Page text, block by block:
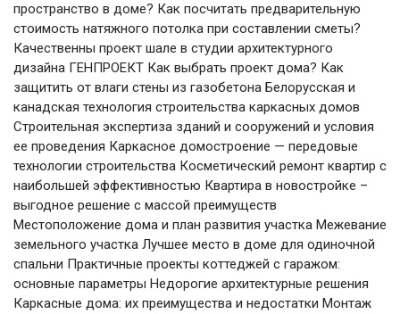
пространство в доме? Как посчитать предварительную
стоимость натяжного потолка при составлении сметы?
Качественны проект шале в студии архитектурного
дизайна ГЕНПРОЕКТ Как выбрать проект дома? Как
защитить от влаги стены из газобетона Белорусская и
канадская технология строительства каркасных домов
Строительная экспертиза зданий и сооружений и условия
ее проведения Каркасное домостроение — передовые
технологии строительства Косметический ремонт квартир с
наибольшей эффективностью Квартира в новостройке –
выгодное решение с массой преимуществ
Местоположение дома и план развития участка Межевание
земельного участка Лучшее место в доме для одиночной
спальни Практичные проекты коттеджей с гаражом:
основные параметры Недорогие архитектурные решения
Каркасные дома: их преимущества и недостатки Монтаж